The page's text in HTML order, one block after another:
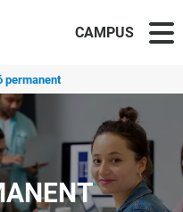
CAMPUS
permanent